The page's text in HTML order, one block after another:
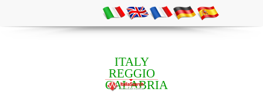
ITALY
REGGIO
CALABRIA